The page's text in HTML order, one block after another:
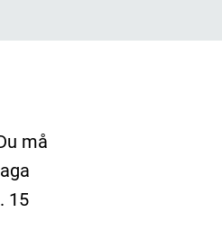
må
15